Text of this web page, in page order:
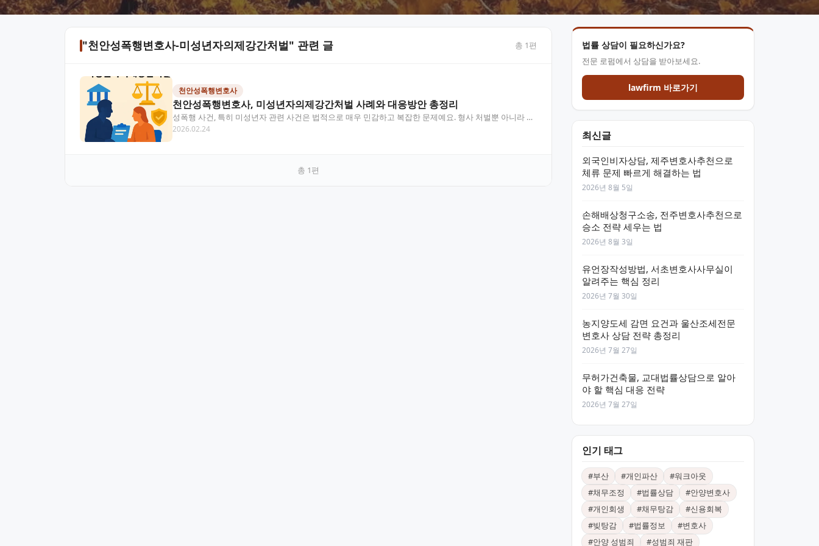
"천안성폭행변호사-미성년자의제강간처벌" 관련 글 총 1편
천안성폭행변호사
천안성폭행변호사, 미성년자의제강간처벌 사례와 대응방안 총정리
성폭행 사건, 특히 미성년자 관련 사건은 법적으로 매우 민감하고 복잡한 문제예요. 형사 처벌뿐 아니라 사
회적 낙인까지 고려해야 하는 상황에서 전문적인 법률 조력이 필수적입니다. 이…
2026.02.24
총 1편
법률 상담이 필요하신가요?
전문 로펌에서 상담을 받아보세요.
lawfirm 바로가기
최신글
외국인비자상담, 제주변호사추천으로
체류 문제 빠르게 해결하는 법
2026년 8월 5일
손해배상청구소송, 전주변호사추천으로
승소 전략 세우는 법
2026년 8월 3일
유언장작성방법, 서초변호사사무실이
알려주는 핵심 정리
2026년 7월 30일
농지양도세 감면 요건과 울산조세전문
변호사 상담 전략 총정리
2026년 7월 27일
무허가건축물, 교대법률상담으로 알아
야 할 핵심 대응 전략
2026년 7월 27일
인기 태그
#부산 #개인파산 #워크아웃
#채무조정 #법률상담 #안양변호사
#개인회생 #채무탕감 #신용회복
#빚탕감 #법률정보 #변호사
#안양 성범죄 #성범죄 재판